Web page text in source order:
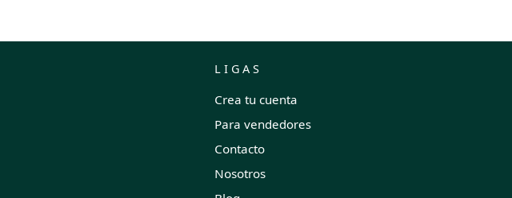
LIGAS
Crea tu cuenta
Para vendedores
Contacto
Nosotros